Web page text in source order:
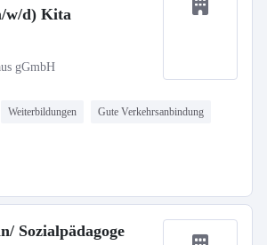
w/d) Kita
gGmbH
Weiterbildungen Gute Verkehrsanbindung
Sozialpädagoge